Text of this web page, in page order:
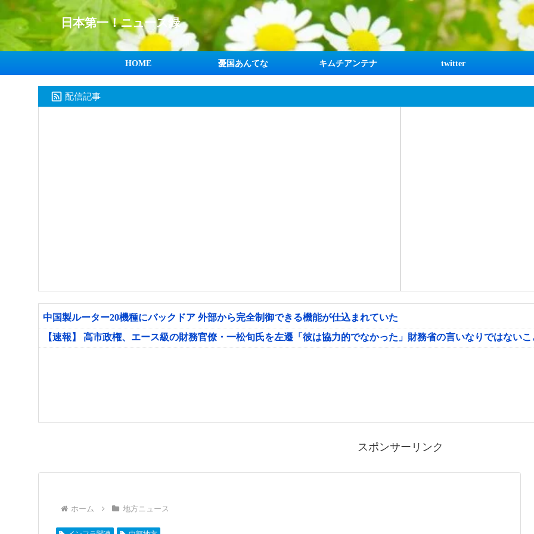
日本第一！ニュース録
HOME 憂国あんてな キムチアンテナ twitter
配信記事
中国製ルーター20機種にバックドア 外部から完全制御できる機能が仕込まれていた
【速報】 高市政権、エース級の財務官僚・一松旬氏を左遷「彼は協力的でなかった」財務省の言いなりではない
スポンサーリンク
ホーム 地方ニュース